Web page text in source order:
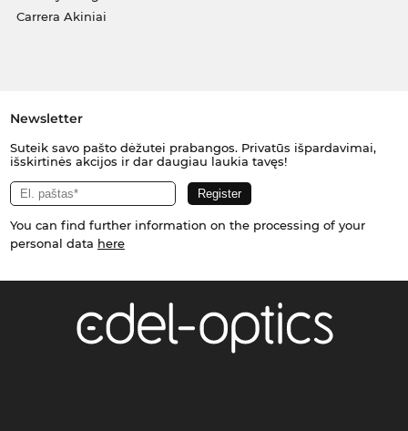
Carrera Akiniai
Newsletter
Suteik savo pašto dėžutei prabangos. Privatūs išpardavimai,
išskirtinės akcijos ir dar daugiau laukia tavęs!
You can find further information on the processing of your
personal data here